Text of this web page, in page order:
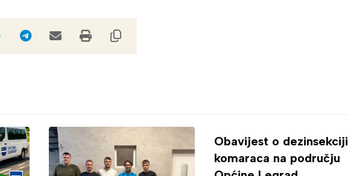
Obavijest o dezinsekciji
komaraca na području